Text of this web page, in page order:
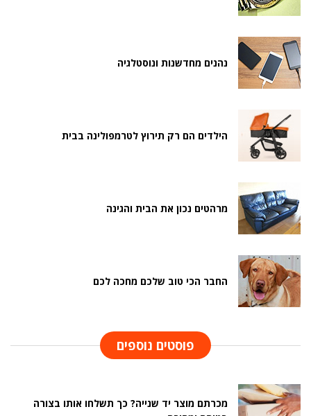
נהנים מחדשנות ונוסטלגיה
הילדים הם רק תירוץ לטרמפולינה בבית
מרהטים נכון את הבית והגינה
החבר הכי טוב שלכם מחכה לכם
פוסטים נוספים
מכרתם מוצר יד שנייה? כך תשלחו אותו בצורה